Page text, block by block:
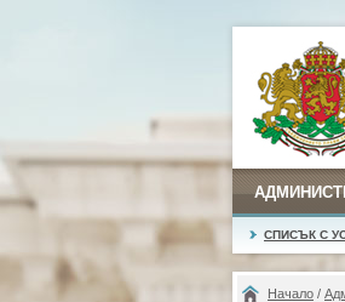
СПИСЪК С
Начало /